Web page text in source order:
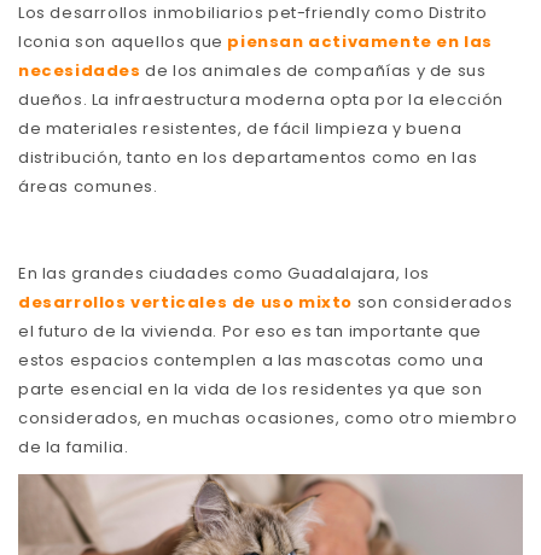
Los desarrollos inmobiliarios pet-friendly como Distrito
Iconia son aquellos que piensan activamente en las
necesidades de los animales de compañías y de sus
dueños. La infraestructura moderna opta por la elección
de materiales resistentes, de fácil limpieza y buena
distribución, tanto en los departamentos como en las
áreas comunes.
En las grandes ciudades como Guadalajara, los
desarrollos verticales de uso mixto son considerados
el futuro de la vivienda. Por eso es tan importante que
estos espacios contemplen a las mascotas como una
parte esencial en la vida de los residentes ya que son
considerados, en muchas ocasiones, como otro miembro
de la familia.